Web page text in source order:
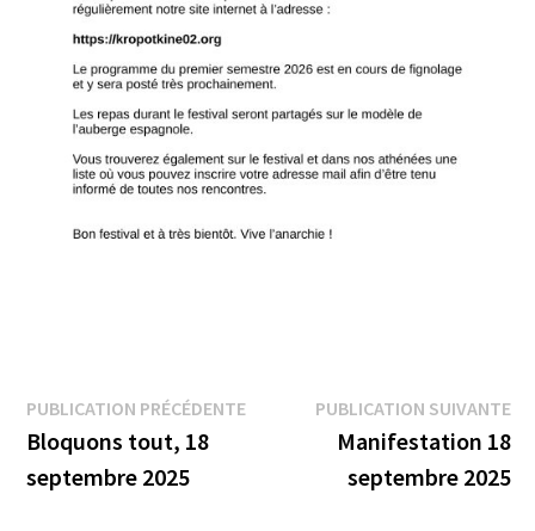
Navigation
de
l’article
PUBLICATION PRÉCÉDENTEPublication
précédente :
Bloquons tout, 18
septembre 2025
PUBLICATION SUIVANTE
Manifestation 18
septembre 2025